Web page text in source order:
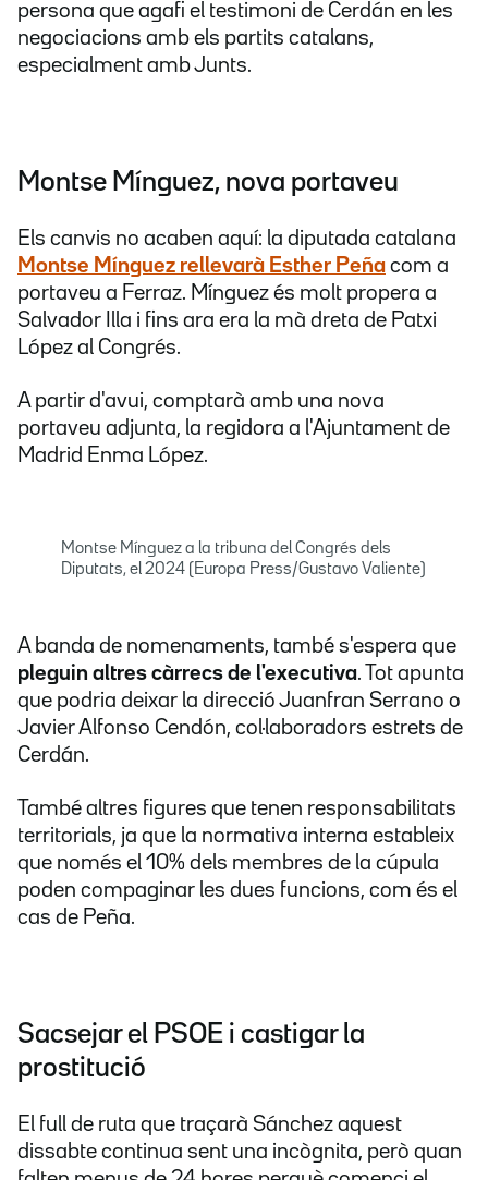
persona que agafi el testimoni de Cerdán en les
negociacions amb els partits catalans,
especialment amb Junts.
Montse Mínguez, nova portaveu
Els canvis no acaben aquí: la diputada catalana
Montse Mínguez rellevarà Esther Peña com a
portaveu a Ferraz. Mínguez és molt propera a
Salvador Illa i fins ara era la mà dreta de Patxi
López al Congrés.
A partir d'avui, comptarà amb una nova
portaveu adjunta, la regidora a l'Ajuntament de
Madrid Enma López.
Montse Mínguez a la tribuna del Congrés dels
Diputats, el 2024 (Europa Press/Gustavo Valiente)
A banda de nomenaments, també s'espera que
pleguin altres càrrecs de l'executiva. Tot apunta
que podria deixar la direcció Juanfran Serrano o
Javier Alfonso Cendón, col·laboradors estrets de
Cerdán.
També altres figures que tenen responsabilitats
territorials, ja que la normativa interna estableix
que només el 10% dels membres de la cúpula
poden compaginar les dues funcions, com és el
cas de Peña.
Sacsejar el PSOE i castigar la
prostitució
El full de ruta que traçarà Sánchez aquest
dissabte continua sent una incògnita, però quan